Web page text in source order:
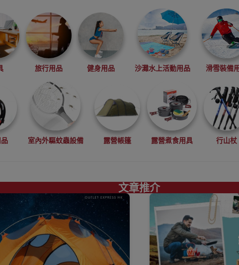
旅行用品 健身用品 沙灘水上活動用品 滑雪裝備
室內外驅蚊蟲設備 露營帳篷 露營煮食用具 行山杖
工具 工程手套 求生用品 食物包裝機 便攜枕頭
文章推介